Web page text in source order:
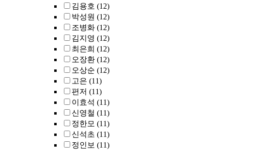
김용호 (12)
박성원 (12)
조병화 (12)
김지영 (12)
최은희 (12)
오장환 (12)
오상순 (12)
고은 (11)
편저 (11)
이효석 (11)
신영철 (11)
정한모 (11)
신석초 (11)
정인보 (11)